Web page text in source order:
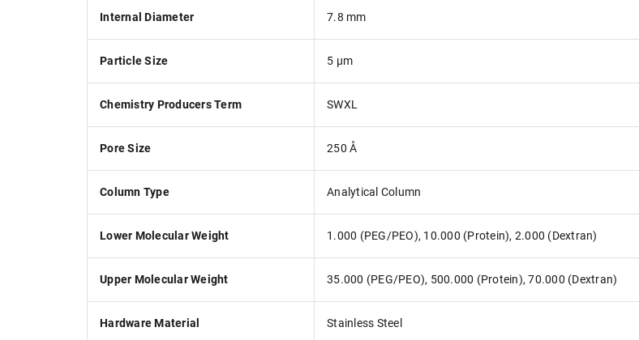
Internal Diameter 7.8 mm
Particle Size 5 µm
Chemistry Producers Term SWXL
Pore Size 250 Å
Column Type Analytical Column
Lower Molecular Weight 1.000 (PEG/PEO), 10.000 (Protein), 2.000 (Dextran)
Upper Molecular Weight 35.000 (PEG/PEO), 500.000 (Protein), 70.000 (Dextran)
Hardware Material Stainless Steel